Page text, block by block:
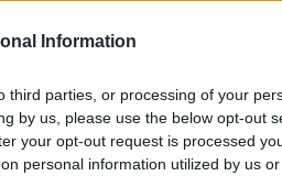
Information
third parties, or processing of your
by us, please use the below opt-out
your opt-out request is processed
personal information utilized by us
A legfrissebb hírekért kövessen